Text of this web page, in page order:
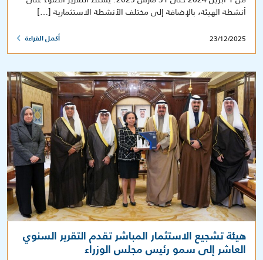
أنشطة الهيئة، بالإضافة إلى مختلف الأنشطة الاستثمارية […]
23/12/2025 أكمل القراءة
هيئة تشجيع الاستثمار المباشر تقدم التقرير السنوي
العاشر إلى سمو رئيس مجلس الوزراء